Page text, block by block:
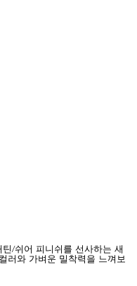
/쉬어 피니쉬를 선사하는 새
러와 가벼운 밀착력을 느껴보